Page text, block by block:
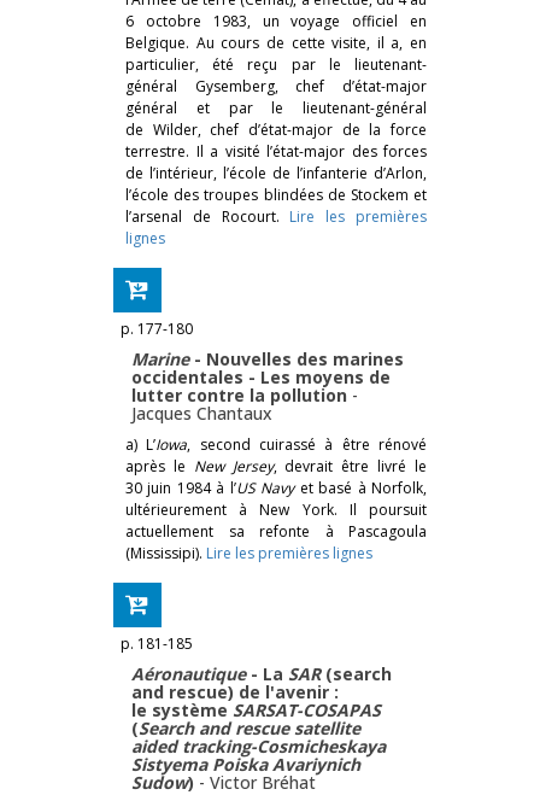
6 octobre 1983, un voyage officiel en
Belgique. Au cours de cette visite, il a, en
particulier, été reçu par le lieutenant-
général Gysemberg, chef d’état-major
général et par le lieutenant-général
de Wilder, chef d’état-major de la force
terrestre. Il a visité l’état-major des forces
de l’intérieur, l’école de l’infanterie d’Arlon,
l’école des troupes blindées de Stockem et
l’arsenal de Rocourt. Lire les premières
lignes
p. 177-180
Marine - Nouvelles des marines
occidentales - Les moyens de
lutter contre la pollution -
Jacques Chantaux
a) L’Iowa, second cuirassé à être rénové
après le New Jersey, devrait être livré le
30 juin 1984 à l’US Navyet basé à Norfolk,
ultérieurement à New York. Il poursuit
actuellement sa refonte à Pascagoula
(Mississipi). Lire les premières lignes
p. 181-185
Aéronautique - La SAR (search
and rescue) de l'avenir :
le système SARSAT-COSAPAS
(Search and rescue satellite
aided tracking-Cosmicheskaya
Sistyema Poiska Avariynich
Sudow) - Victor Bréhat